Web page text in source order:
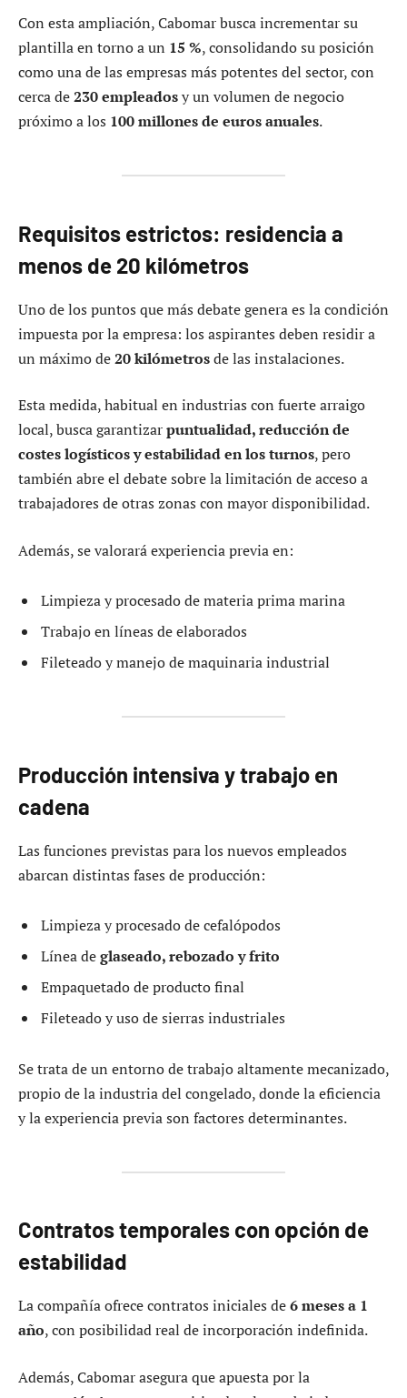
Con esta ampliación, Cabomar busca incrementar su
plantilla en torno a un 15 %, consolidando su posición
como una de las empresas más potentes del sector, con
cerca de230 empleadosy un volumen de negocio
próximo a los 100 millones de euros anuales.
Requisitos estrictos: residencia a
menos de 20 kilómetros
Uno de los puntos que más debate genera es la condición
impuesta por la empresa: los aspirantes deben residir a
un máximo de20 kilómetrosde las instalaciones.
Esta medida, habitual en industrias con fuerte arraigo
local, busca garantizarpuntualidad, reducción de
costes logísticos y estabilidad en los turnos, pero
también abre el debate sobre la limitación de acceso a
trabajadores de otras zonas con mayor disponibilidad.
Además, se valorará experiencia previa en:
Limpieza y procesado de materia prima marina
Trabajo en líneas de elaborados
Fileteado y manejo de maquinaria industrial
Producción intensiva y trabajo en
cadena
Las funciones previstas para los nuevos empleados
abarcan distintas fases de producción:
Limpieza y procesado de cefalópodos
Línea deglaseado, rebozado y frito
Empaquetado de producto final
Fileteado y uso de sierras industriales
Se trata de un entorno de trabajo altamente mecanizado,
propio de la industria del congelado, donde la eficiencia
y la experiencia previa son factores determinantes.
Contratos temporales con opción de
estabilidad
La compañía ofrece contratos iniciales de6 meses a 1
año, con posibilidad real de incorporación indefinida.
Además, Cabomar asegura que apuesta por la